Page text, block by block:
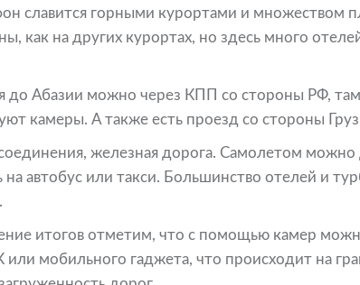
славится горными курортами и множеством
как на других курортах, но здесь много
до Абазии можно через КПП со стороны РФ,
камеры. А также есть проезд со стороны
железная дорога. Самолетом
на автобус или такси. Большинство отелей и
итогов отметим, что с помощью камер
или мобильного гаджета, что происходит на